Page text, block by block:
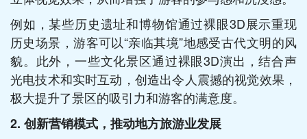
例如，某些历史遗址和博物馆通过裸眼3D展示重现
历史场景，游客可以“亲临其境”地感受古代文明的风
貌。此外，一些文化景区通过裸眼3D演出，结合声
光电技术和实时互动，创造出令人震撼的视觉效果，
极大提升了景区的吸引力和游客的满意度。
2. 创新营销模式，推动地方旅游业发展